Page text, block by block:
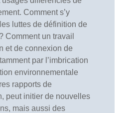
Comment s’y
luttes de définition de
Comment un travail
et de connexion de
par l’imbrication
environnementale
rapports de
peut initier de nouvelles
mais aussi des